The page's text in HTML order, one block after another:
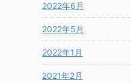
2022年6月
2022年5月
2022年1月
2021年2月